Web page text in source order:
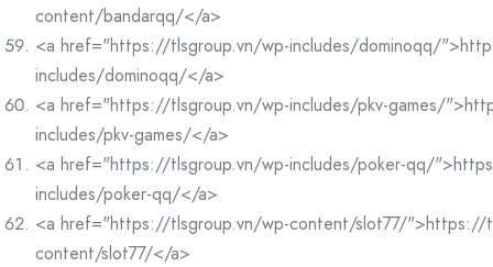
content/bandarqq/</a>
<a href="https://tlsgroup.vn/wp-includes/dominoqq/
includes/dominoqq/</a>
<a href="https://tlsgroup.vn/wp-includes/pkv-games/
includes/pkv-games/</a>
<a href="https://tlsgroup.vn/wp-includes/poker-qq/
includes/poker-qq/</a>
<a href="https://tlsgroup.vn/wp-content/slot77/">https://
content/slot77/</a>